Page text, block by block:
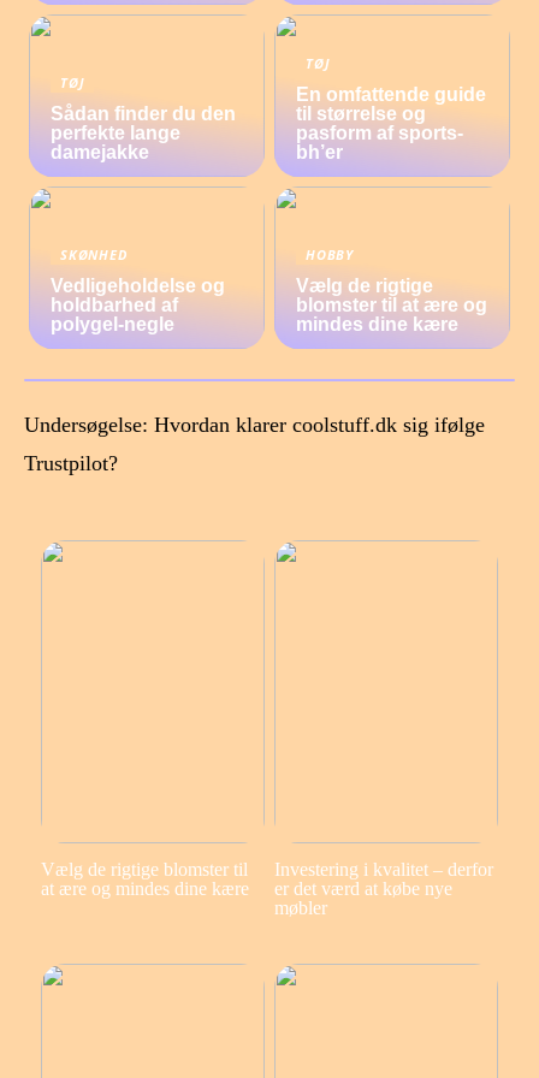
TØJ
Sådan finder du den
perfekte lange
damejakke
TØJ
En omfattende guide
til størrelse og
pasform af sports-
bh’er
SKØNHED
Vedligeholdelse og
holdbarhed af
polygel-negle
HOBBY
Vælg de rigtige
blomster til at ære og
mindes dine kære
Undersøgelse: Hvordan klarer coolstuff.dk sig ifølge
Trustpilot?
Vælg de rigtige blomster til
at ære og mindes dine kære
Investering i kvalitet – derfor
er det værd at købe nye
møbler